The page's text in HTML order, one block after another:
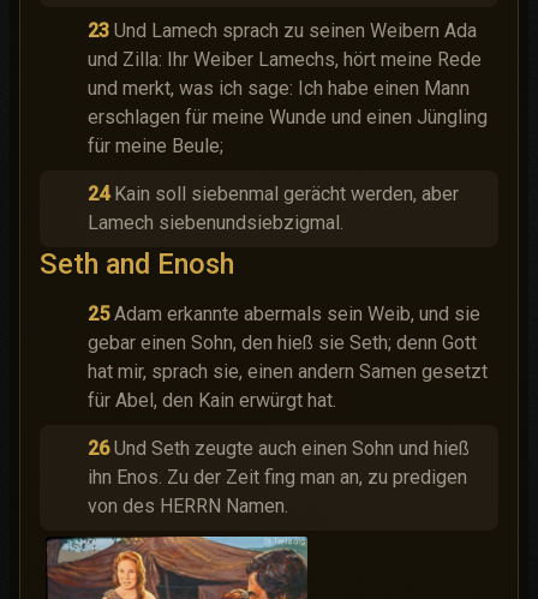
23 Und Lamech sprach zu seinen Weibern Ada
und Zilla: Ihr Weiber Lamechs, hört meine Rede
und merkt, was ich sage: Ich habe einen Mann
erschlagen für meine Wunde und einen Jüngling
für meine Beule;
24 Kain soll siebenmal gerächt werden, aber
Lamech siebenundsiebzigmal.
Seth and Enosh
25 Adam erkannte abermals sein Weib, und sie
gebar einen Sohn, den hieß sie Seth; denn Gott
hat mir, sprach sie, einen andern Samen gesetzt
für Abel, den Kain erwürgt hat.
26 Und Seth zeugte auch einen Sohn und hieß
ihn Enos. Zu der Zeit fing man an, zu predigen
von des HERRN Namen.